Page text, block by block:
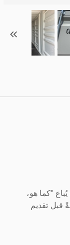
"كما هو،
قبل تقديم